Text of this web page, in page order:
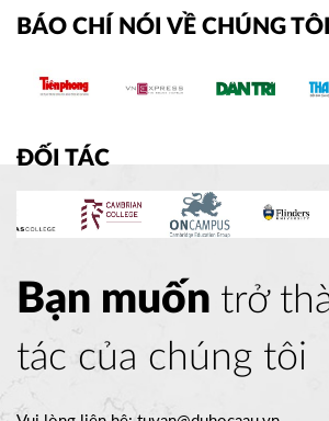
BÁO CHÍ NÓI VỀ CHÚNG TÔI
ĐỐI TÁC
Bạn muốn trở
tác của chúng tôi